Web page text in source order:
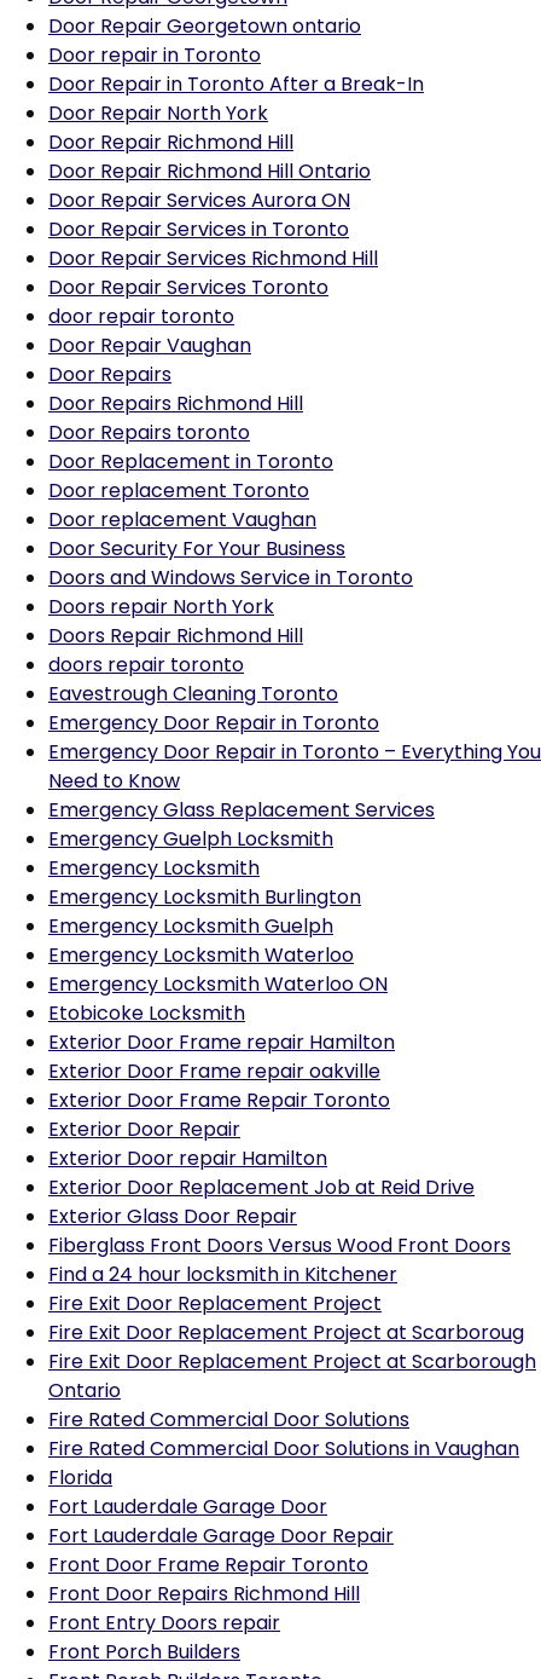
Door Repair Georgetown ontario
Door repair in Toronto
Door Repair in Toronto After a Break-In
Door Repair North York
Door Repair Richmond Hill
Door Repair Richmond Hill Ontario
Door Repair Services Aurora ON
Door Repair Services in Toronto
Door Repair Services Richmond Hill
Door Repair Services Toronto
door repair toronto
Door Repair Vaughan
Door Repairs
Door Repairs Richmond Hill
Door Repairs toronto
Door Replacement in Toronto
Door replacement Toronto
Door replacement Vaughan
Door Security For Your Business
Doors and Windows Service in Toronto
Doors repair North York
Doors Repair Richmond Hill
doors repair toronto
Eavestrough Cleaning Toronto
Emergency Door Repair in Toronto
Emergency Door Repair in Toronto – Everything You
Need to Know
Emergency Glass Replacement Services
Emergency Guelph Locksmith
Emergency Locksmith
Emergency Locksmith Burlington
Emergency Locksmith Guelph
Emergency Locksmith Waterloo
Emergency Locksmith Waterloo ON
Etobicoke Locksmith
Exterior Door Frame repair Hamilton
Exterior Door Frame repair oakville
Exterior Door Frame Repair Toronto
Exterior Door Repair
Exterior Door repair Hamilton
Exterior Door Replacement Job at Reid Drive
Exterior Glass Door Repair
Fiberglass Front Doors Versus Wood Front Doors
Find a 24 hour locksmith in Kitchener
Fire Exit Door Replacement Project
Fire Exit Door Replacement Project at Scarboroug
Fire Exit Door Replacement Project at Scarborough
Ontario
Fire Rated Commercial Door Solutions
Fire Rated Commercial Door Solutions in Vaughan
Florida
Fort Lauderdale Garage Door
Fort Lauderdale Garage Door Repair
Front Door Frame Repair Toronto
Front Door Repairs Richmond Hill
Front Entry Doors repair
Front Porch Builders